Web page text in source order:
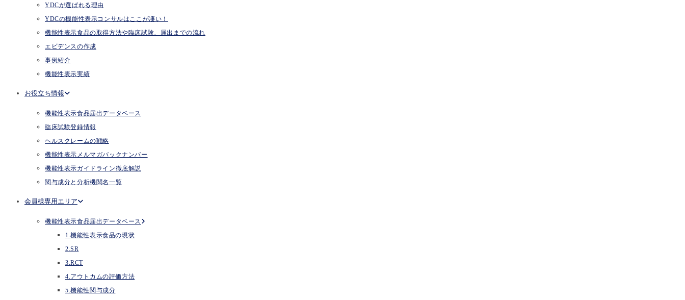
YDCが選ばれる理由
YDCの機能性表示コンサルはここが凄い！
機能性表示食品の取得方法や臨床試験、届出までの流れ
エビデンスの作成
事例紹介
機能性表示実績
お役立ち情報
機能性表示食品届出データベース
臨床試験登録情報
ヘルスクレームの戦略
機能性表示メルマガバックナンバー
機能性表示ガイドライン徹底解説
関与成分と分析機関名一覧
会員様専用エリア
機能性表示食品届出データベース
1.機能性表示食品の現状
2.SR
3.RCT
4.アウトカムの評価方法
5.機能性関与成分